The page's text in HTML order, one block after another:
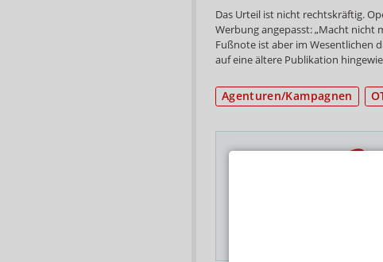
Das Urteil ist nicht rechtskräftig.
Werbung angepasst: „Macht nicht
Fußnote ist aber im Wesentlichen
auf eine ältere Publikation
Agenturen/Kampagnen
Das Wichtigste des
Hinweis zum